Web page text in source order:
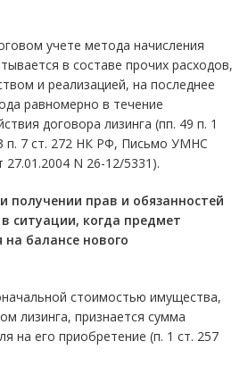
учете метода начисления
в составе прочих расходов,
и реализацией, на последнее
равномерно в течение
договора лизинга (пп. 49 п. 1
п. 7 ст. 272 НК РФ, Письмо УМНС
N 26-12/5331).
получении прав и обязанностей
ситуации, когда предмет
на балансе нового
стоимостью имущества,
лизинга, признается сумма
на его приобретение (п. 1 ст. 257